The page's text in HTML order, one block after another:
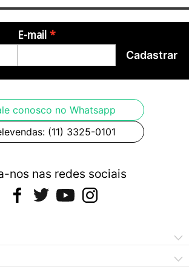
E-mail
Cadastrar
conosco no Whatsapp
(11) 3325-0101
nos nas redes sociais